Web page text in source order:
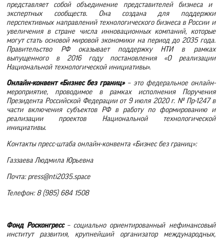
представляет собой объединение представителей бизнеса и
экспертных сообществ. Она создана для поддержки
перспективных направлений технологического бизнеса в России и
увеличения в стране числа инновационных компаний, которые
могут стать основой мировой экономики на период до 2035 года.
Правительство РФ оказывает поддержку НТИ в рамках
выпущенного в 2016 году постановления «О реализации
Национальной технологической инициативы».
Онлайн-конвент «Бизнес без границ»– это федеральное онлайн-
мероприятие, проводимое в рамках исполнения Поручения
Президента Российской Федерации от 9 июля 2020 г. № Пр-1247 в
части включения субъектов РФ в работу по формированию и
реализации проектов Национальной технологической
инициативы.
Контакты пресс-штаба онлайн-конвента «Бизнес без границ»:
Газзаева Людмила Юрьевна
Почта: press@nti2035.space
Телефон: 8 (985) 684 1508
Фонд Росконгресс – социально ориентированный нефинансовый
институт развития, крупнейший организатор международных,